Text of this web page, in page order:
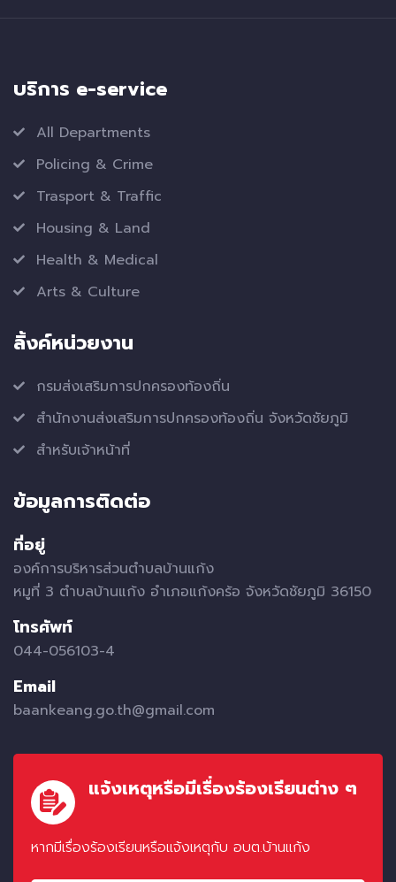
บริการ e-service
All Departments
Policing & Crime
Trasport & Traffic
Housing & Land
Health & Medical
Arts & Culture
ลิ้งค์หน่วยงาน
กรมส่งเสริมการปกครองท้องถิ่น
สำนักงานส่งเสริมการปกครองท้องถิ่น จังหวัดชัยภูมิ
สำหรับเจ้าหน้าที่
ข้อมูลการติดต่อ
ที่อยู่
องค์การบริหารส่วนตำบลบ้านแก้ง
หมูที่ 3 ตำบลบ้านแก้ง อำเภอแก้งคร้อ จังหวัดชัยภูมิ 36150
โทรศัพท์
044-056103-4
Email
baankeang.go.th@gmail.com
แจ้งเหตุหรือมีเรื่องร้องเรียนต่าง ๆ
หากมีเรื่องร้องเรียนหรือแจ้งเหตุกับ อบต.บ้านแก้ง